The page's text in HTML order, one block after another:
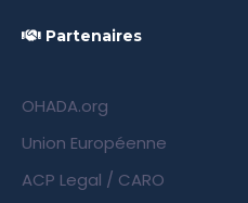
Partenaires
OHADA.org
Union Européenne
ACP Legal / CARO